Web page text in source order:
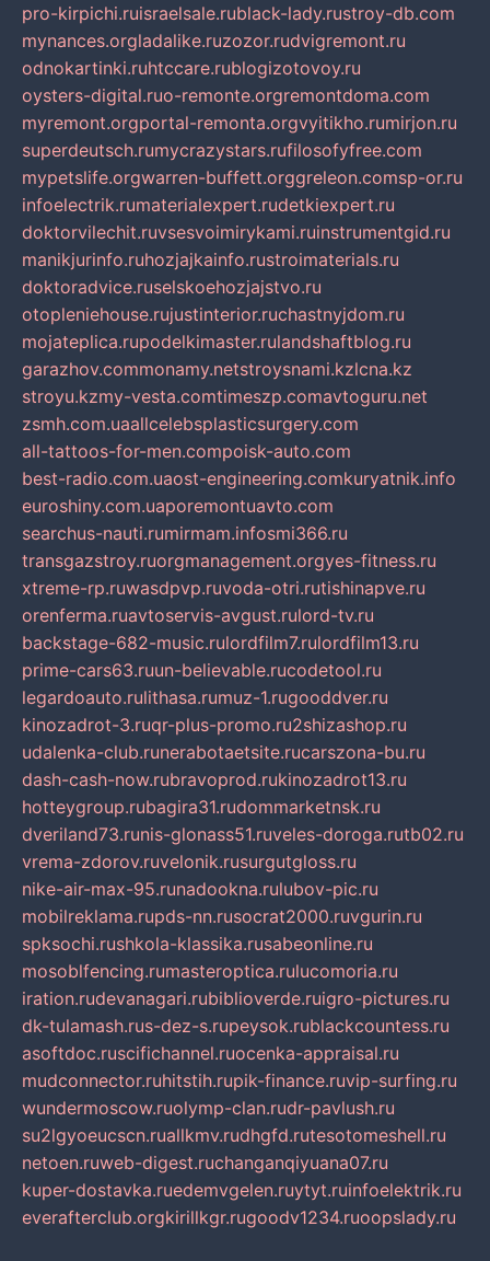
pro-kirpichi.ruisraelsale.rublack-lady.rustroy-db.com
mynances.orgladalike.ruzozor.rudvigremont.ru
odnokartinki.ruhtccare.rublogizotovoy.ru
oysters-digital.ruo-remonte.orgremontdoma.com
myremont.orgportal-remonta.orgvyitikho.rumirjon.ru
superdeutsch.rumycrazystars.rufilosofyfree.com
mypetslife.orgwarren-buffett.orggreleon.comsp-or.ru
infoelectrik.rumaterialexpert.rudetkiexpert.ru
doktorvilechit.ruvsesvoimirykami.ruinstrumentgid.ru
manikjurinfo.ruhozjajkainfo.rustroimaterials.ru
doktoradvice.ruselskoehozjajstvo.ru
otopleniehouse.rujustinterior.ruchastnyjdom.ru
mojateplica.rupodelkimaster.rulandshaftblog.ru
garazhov.commonamy.netstroysnami.kzlcna.kz
stroyu.kzmy-vesta.comtimeszp.comavtoguru.net
zsmh.com.uaallcelebsplasticsurgery.com
all-tattoos-for-men.compoisk-auto.com
best-radio.com.uaost-engineering.comkuryatnik.info
euroshiny.com.uaporemontuavto.com
searchus-nauti.rumirmam.infosmi366.ru
transgazstroy.ruorgmanagement.orgyes-fitness.ru
xtreme-rp.ruwasdpvp.ruvoda-otri.rutishinapve.ru
orenferma.ruavtoservis-avgust.rulord-tv.ru
backstage-682-music.rulordfilm7.rulordfilm13.ru
prime-cars63.ruun-believable.rucodetool.ru
legardoauto.rulithasa.rumuz-1.rugooddver.ru
kinozadrot-3.ruqr-plus-promo.ru2shizashop.ru
udalenka-club.runerabotaetsite.rucarszona-bu.ru
dash-cash-now.rubravoprod.rukinozadrot13.ru
hotteygroup.rubagira31.rudommarketnsk.ru
dveriland73.runis-glonass51.ruveles-doroga.rutb02.ru
vrema-zdorov.ruvelonik.rusurgutgloss.ru
nike-air-max-95.runadookna.rulubov-pic.ru
mobilreklama.rupds-nn.rusocrat2000.ruvgurin.ru
spksochi.rushkola-klassika.rusabeonline.ru
mosoblfencing.rumasteroptica.rulucomoria.ru
iration.rudevanagari.rubiblioverde.ruigro-pictures.ru
dk-tulamash.rus-dez-s.rupeysok.rublackcountess.ru
asoftdoc.ruscifichannel.ruocenka-appraisal.ru
mudconnector.ruhitstih.rupik-finance.ruvip-surfing.ru
wundermoscow.ruolymp-clan.rudr-pavlush.ru
su2lgyoeucscn.ruallkmv.rudhgfd.rutesotomeshell.ru
netoen.ruweb-digest.ruchanganqiyuana07.ru
kuper-dostavka.ruedemvgelen.ruytyt.ruinfoelektrik.ru
everafterclub.orgkirillkgr.rugoodv1234.ruoopslady.ru